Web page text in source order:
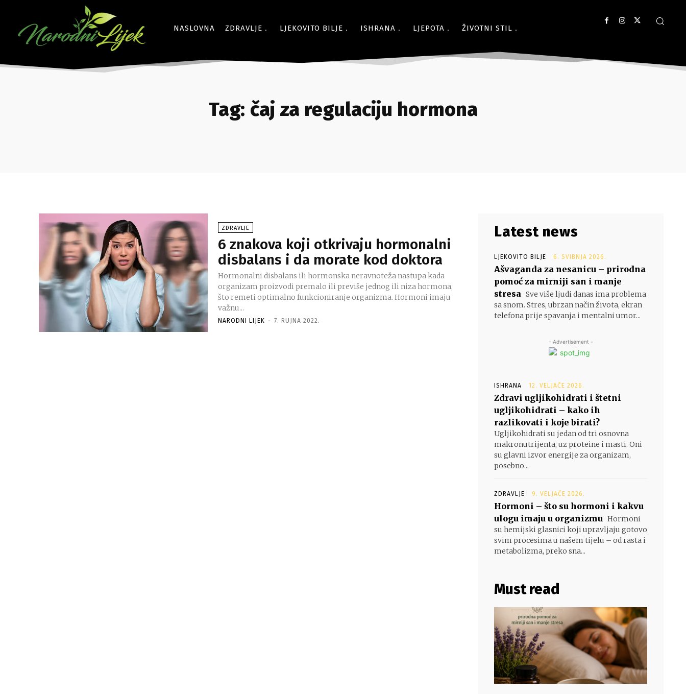
NASLOVNA ZDRAVLJE LJEKOVITO BILJE ISHRANA LJEPOTA ŽIVOTNI STIL
Tag: čaj za regulaciju hormona
ZDRAVLJE
6 znakova koji otkrivaju hormonalni
disbalans i da morate kod doktora
Hormonalni disbalans ili hormonska neravnoteža nastupa kada
organizam proizvodi premalo ili previše jednog ili niza hormona,
što remeti optimalno funkcioniranje organizma. Hormoni imaju
važnu...
NARODNI LIJEK - 7. RUJNA 2022.
Latest news
LJEKOVITO BILJE 6. SVIBNJA 2026.
Ašvaganda za nesanicu – prirodna
pomoć za mirniji san i manje
stresa Sve više ljudi danas ima problema
sa snom. Stres, ubrzan način života, ekran
telefona prije spavanja i mentalni umor...
- Advertisement -
ISHRANA 12. VELJAČE 2026.
Zdravi ugljikohidrati i štetni
ugljikohidrati – kako ih
razlikovati i koje birati?
Ugljikohidrati su jedan od tri osnovna
makronutrijenta, uz proteine i masti. Oni
su glavni izvor energije za organizam,
posebno...
ZDRAVLJE 9. VELJAČE 2026.
Hormoni – što su hormoni i kakvu
ulogu imaju u organizmu Hormoni
su hemijski glasnici koji upravljaju gotovo
svim procesima u našem tijelu – od rasta i
metabolizma, preko sna...
Must read